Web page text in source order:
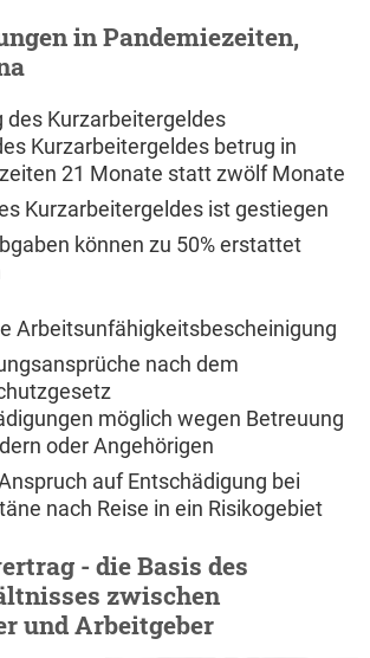
in Pandemiezeiten,
des Kurzarbeitergeldes
Kurzarbeitergeldes betrug in
21 Monate statt zwölf Monate
Kurzarbeitergeldes ist gestiegen
können zu 50% erstattet
Arbeitsunfähigkeitsbescheinigung
nach dem
möglich wegen Betreuung
oder Angehörigen
auf Entschädigung bei
nach Reise in ein Risikogebiet
- die Basis des
zwischen
und Arbeitgeber